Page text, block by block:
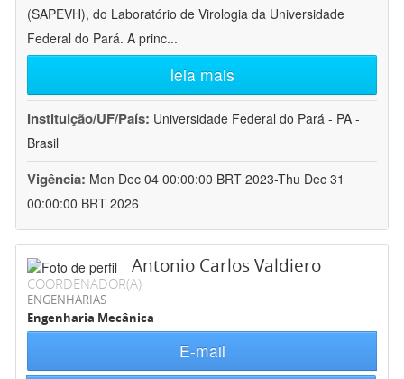
(SAPEVH), do Laboratório de Virologia da Universidade
Federal do Pará. A princ...
leia mais
Instituição/UF/País: Universidade Federal do Pará - PA -
Brasil
Vigência: Mon Dec 04 00:00:00 BRT 2023-Thu Dec 31
00:00:00 BRT 2026
Antonio Carlos Valdiero
COORDENADOR(A)
ENGENHARIAS
Engenharia Mecânica
E-mail